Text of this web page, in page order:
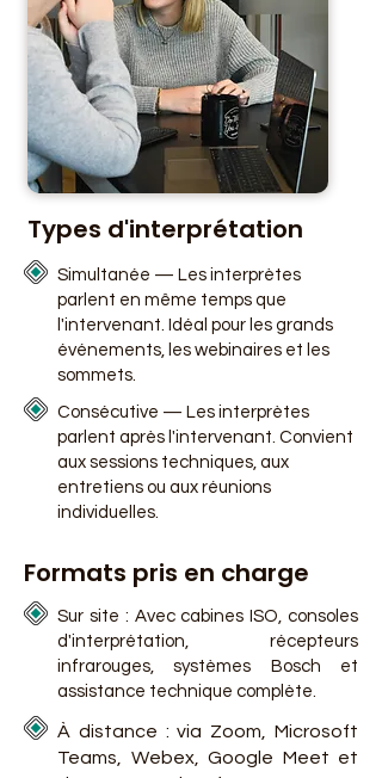
Types d'interprétation
Simultanée — Les interprètes
parlent en même temps que
l'intervenant. Idéal pour les grands
événements, les webinaires et les
sommets.
Consécutive — Les interprètes
parlent après l'intervenant. Convient
aux sessions techniques, aux
entretiens ou aux réunions
individuelles.
Formats pris en charge
Sur site : Avec cabines ISO, consoles
d'interprétation, récepteurs
infrarouges, systèmes Bosch et
assistance technique complète.
À distance : via Zoom, Microsoft
Teams, Webex, Google Meet et